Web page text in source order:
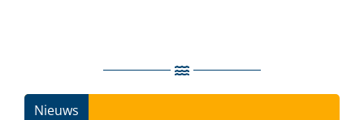
Nieuws